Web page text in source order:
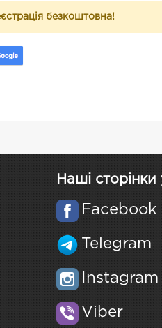
безкоштовна!
Наші
Facebook
Telegram
Instagram
Viber